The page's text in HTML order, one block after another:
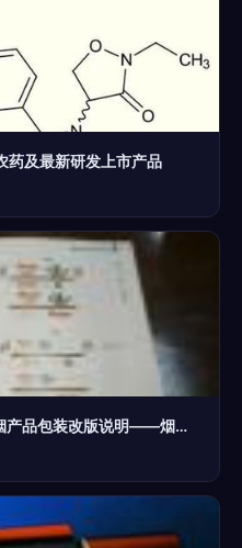
药及最新研发上市产品
湖南中烟工业有限责任公司卷烟产品包装改版说明——烟标设计理念与烟草文化传承